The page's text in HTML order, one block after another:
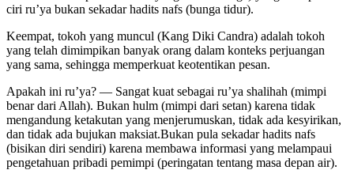
ciri ru’ya bukan sekadar hadits nafs (bunga tidur).
Keempat, tokoh yang muncul (Kang Diki Candra) adalah tokoh
yang telah dimimpikan banyak orang dalam konteks perjuangan
yang sama, sehingga memperkuat keotentikan pesan.
Apakah ini ru’ya? — Sangat kuat sebagai ru’ya shalihah (mimpi
benar dari Allah). Bukan hulm (mimpi dari setan) karena tidak
mengandung ketakutan yang menjerumuskan, tidak ada kesyirikan,
dan tidak ada bujukan maksiat.Bukan pula sekadar hadits nafs
(bisikan diri sendiri) karena membawa informasi yang melampaui
pengetahuan pribadi pemimpi (peringatan tentang masa depan air).